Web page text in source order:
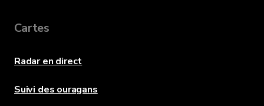
Cartes
Radar en direct
Suivi des ouragans